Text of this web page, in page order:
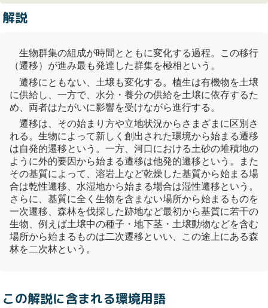
解説
生物群集の組成が時間とともに変化する過程。この移行
（遷移）が進み最も発達した群集を極相という。
遷移にともない、土壌も変化する。 植生は有機物を土壌
に供給し、一方で、水分・養分の供給を土壌に依存するた
め、両者はたがいに影響を受けながら進行する。
遷移は、その始まり方や立地状況からさまざまに区別さ
れる。生物によって新しく創出された環境から始まる遷移
は自発的遷移という。一方、河口における土砂の堆積地の
ように外的要因から始まる遷移は他発的遷移という。また
その基質によって、溶岩上など乾燥した基質から始まる場
合は乾性遷移、水湿地から始まる場合は湿性遷移という。
さらに、基質に全く生物を含まない場所から始まるものを
一次遷移、森林を伐採した跡地など最初から基質に若干の
生物、例えば土壌中の種子・地下茎・土壌動物などを含む
場所から始まるものは二次遷移といい、この途上にある森
林を二次林という。
この解説に含まれる環境用語